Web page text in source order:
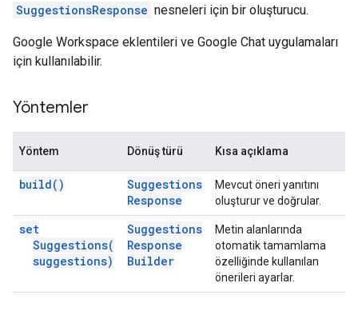
SuggestionsResponse nesneleri için bir oluşturucu.
Google Workspace eklentileri ve Google Chat uygulamaları
için kullanılabilir.
Yöntemler
Yöntem Dönüş türü Kısa açıklama
build( )
Suggestions
Response
Mevcut öneri yanıtını
oluşturur ve doğrular.
set
Suggestions(
suggestions)
Suggestions
Response
Builder
Metin alanlarında
otomatik tamamlama
özelliğinde kullanılan
önerileri ayarlar.